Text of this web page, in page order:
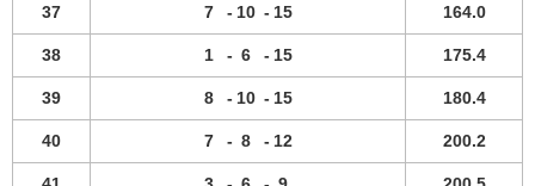
37 7 - 10 - 15 164.0
38 1 - 6 - 15 175.4
39 8 - 10 - 15 180.4
40 7 - 8 - 12 200.2